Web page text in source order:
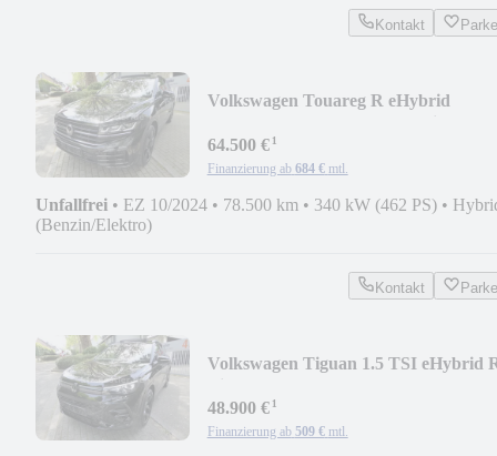
Kontakt
Volkswagen Touareg R eHybrid
64.500 €¹
Finanzierung ab 684 € mtl.
Unfallfrei • EZ 10/2024 • 78.500 km • 340 kW (462 PS) •
(Benzin/Elektro)
Kontakt
Volkswagen Tiguan 1.5 TSI eHybrid
48.900 €¹
Finanzierung ab 509 € mtl.